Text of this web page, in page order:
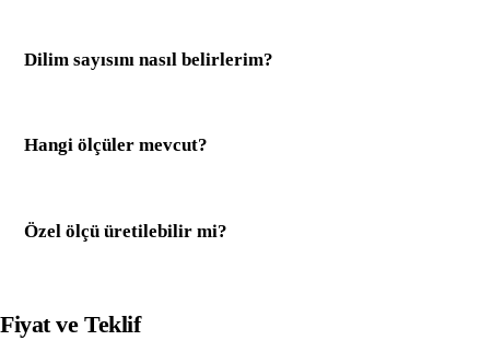
Dilim sayısını nasıl belirlerim?
Hangi ölçüler mevcut?
Özel ölçü üretilebilir mi?
Fiyat ve Teklif